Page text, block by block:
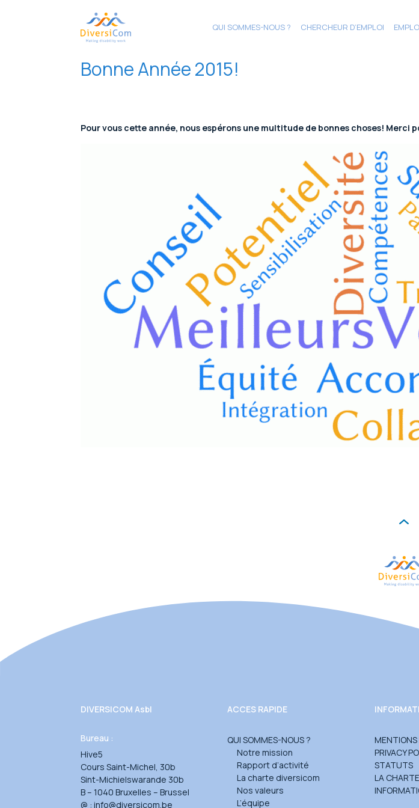
QUI SOMMES-NOUS ? CHERCHEUR D’EMPLOI
Bonne Année 2015!
Pour vous cette année, nous espérons une multitude de bonnes choses!
DIVERSICOM Asbl
Bureau :
Hive5
Cours Saint-Michel, 30b
Sint-Michielswarande 30b
B – 1040 Bruxelles – Brussel
@ : info@diversicom.be
ACCES RAPIDE
QUI SOMMES-NOUS ?
Notre mission
Rapport d’activité
La charte diversicom
Nos valeurs
L’équipe
MENTIONS
PRIVACY
STATUTS
LA